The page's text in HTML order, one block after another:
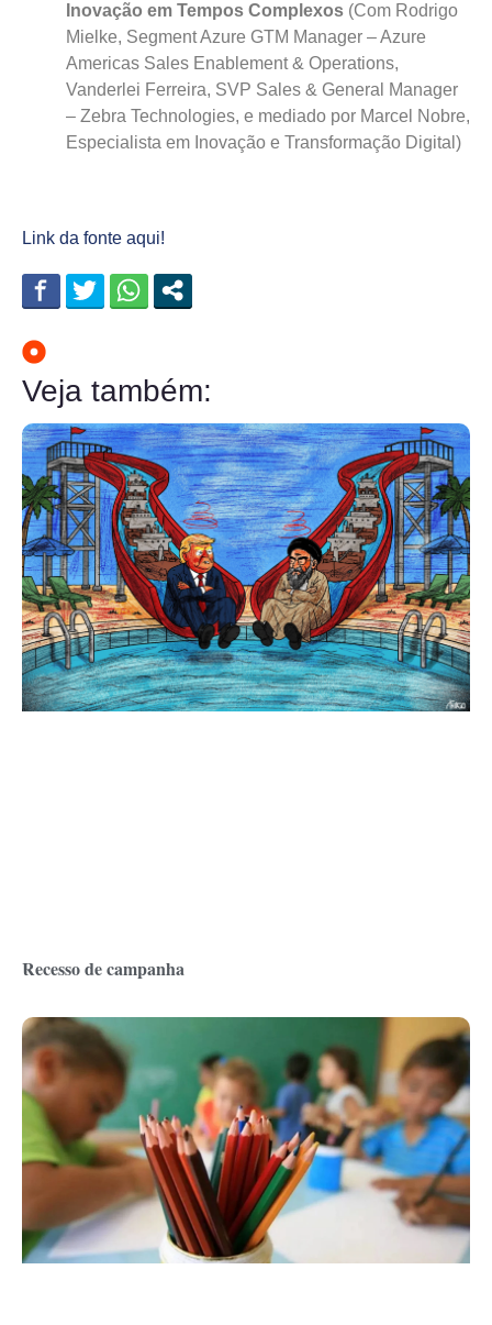
Inovação em Tempos Complexos (Com Rodrigo
Mielke, Segment Azure GTM Manager – Azure
Americas Sales Enablement & Operations,
Vanderlei Ferreira, SVP Sales & General Manager
– Zebra Technologies, e mediado por Marcel Nobre,
Especialista em Inovação e Transformação Digital)
Link da fonte aqui!
Veja também:
Recesso de campanha